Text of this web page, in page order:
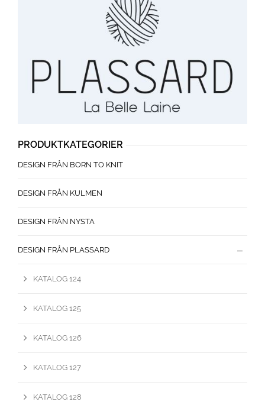
PRODUKTKATEGORIER
DESIGN FRÅN BORN TO KNIT
DESIGN FRÅN KULMEN
DESIGN FRÅN NYSTA
DESIGN FRÅN PLASSARD
KATALOG 124
KATALOG 125
KATALOG 126
KATALOG 127
KATALOG 128